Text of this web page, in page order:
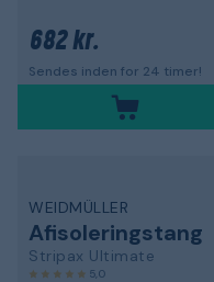
682 kr.
Sendes inden for 24 timer!
WEIDMÜLLER
Afisoleringstang
Stripax Ultimate
5,0